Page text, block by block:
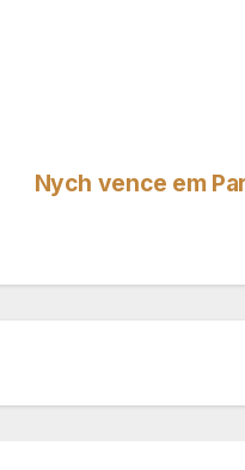
Nych vence em